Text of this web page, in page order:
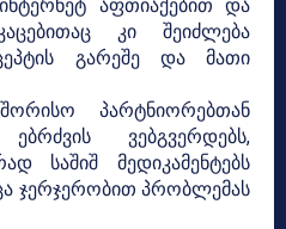
აფთიაქებით და
კი შეიძლება
გარეშე და მათი
პარტნიორებთან
ვებგვერდებს,
საშიშ მედიკამენტებს
ჯერჯერობით პრობლემას